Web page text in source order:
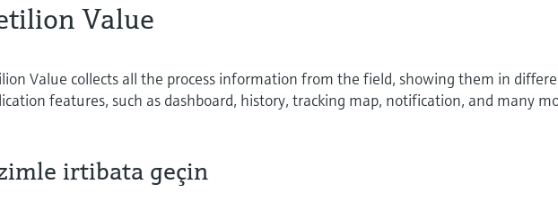
Value
Value collects all the process information from the field, showing them in
features, such as dashboard, history, tracking map, notification, and many
irtibata geçin